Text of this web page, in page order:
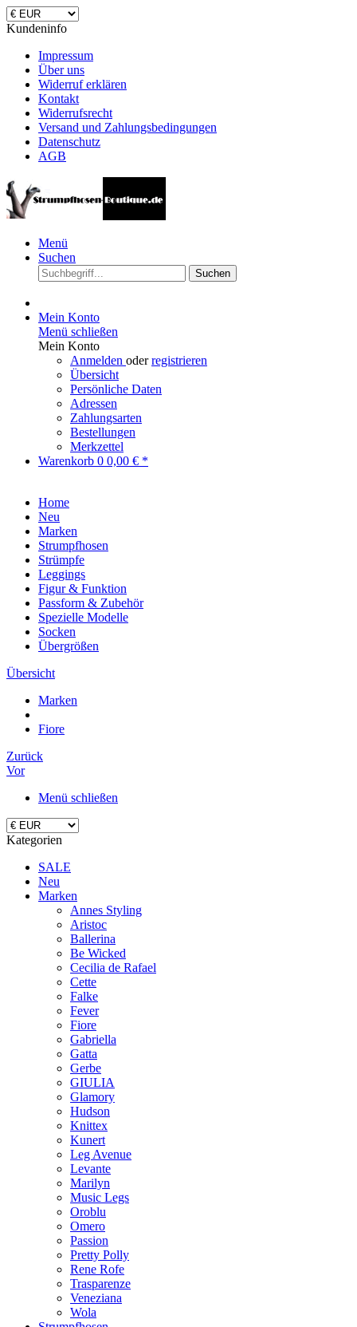
Kundeninfo
Impressum
Über uns
Widerruf erklären
Kontakt
Widerrufsrecht
Versand und Zahlungsbedingungen
Datenschutz
AGB
Menü
Suchen
Suchen
Mein Konto
Menü schließen
Mein Konto
Anmelden oderregistrieren
Übersicht
Persönliche Daten
Adressen
Zahlungsarten
Bestellungen
Merkzettel
Warenkorb 0 0,00 € *
Home
Neu
Marken
Strumpfhosen
Strümpfe
Leggings
Figur & Funktion
Passform & Zubehör
Spezielle Modelle
Socken
Übergrößen
Übersicht
Marken
Fiore
Zurück
Vor
Menü schließen
Kategorien
SALE
Neu
Marken
Annes Styling
Aristoc
Ballerina
Be Wicked
Cecilia de Rafael
Cette
Falke
Fever
Fiore
Gabriella
Gatta
Gerbe
GIULIA
Glamory
Hudson
Knittex
Kunert
Leg Avenue
Levante
Marilyn
Music Legs
Oroblu
Omero
Passion
Pretty Polly
Rene Rofe
Trasparenze
Veneziana
Wola